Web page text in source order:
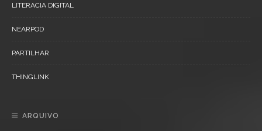
LITERACIA DIGITAL
NEARPOD
PARTILHAR
THINGLINK
ARQUIVO